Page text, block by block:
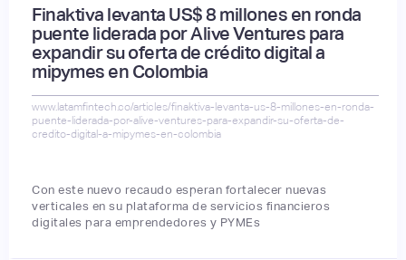
Finaktiva levanta US$ 8 millones en ronda
puente liderada por Alive Ventures para
expandir su oferta de crédito digital a
mipymes en Colombia
www.latamfintech.co/articles/finaktiva-levanta-us-8-millones-en-ronda-
puente-liderada-por-alive-ventures-para-expandir-su-oferta-de-
credito-digital-a-mipymes-en-colombia
Con este nuevo recaudo esperan fortalecer nuevas
verticales en su plataforma de servicios financieros
digitales para emprendedores y PYMEs